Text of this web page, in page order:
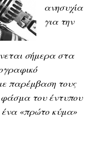
ανησυχία
για την
σήμερα στα
παρέμβαση τους
φάσμα του έντυπου
ένα «πρώτο κύμα»